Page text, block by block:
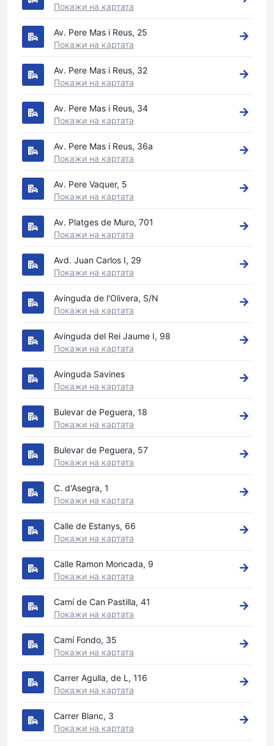
Покажи на картата
Av. Pere Mas i Reus, 25
Покажи на картата
Av. Pere Mas i Reus, 32
Покажи на картата
Av. Pere Mas i Reus, 34
Покажи на картата
Av. Pere Mas i Reus, 36a
Покажи на картата
Av. Pere Vaquer, 5
Покажи на картата
Av. Platges de Muro, 701
Покажи на картата
Avd. Juan Carlos I, 29
Покажи на картата
Avinguda de l'Olivera, S/N
Покажи на картата
Avinguda del Rei Jaume I, 98
Покажи на картата
Avinguda Savines
Покажи на картата
Bulevar de Peguera, 18
Покажи на картата
Bulevar de Peguera, 57
Покажи на картата
C. d'Asegra, 1
Покажи на картата
Calle de Estanys, 66
Покажи на картата
Calle Ramon Moncada, 9
Покажи на картата
Camí de Can Pastilla, 41
Покажи на картата
Camí Fondo, 35
Покажи на картата
Carrer Agulla, de L, 116
Покажи на картата
Carrer Blanc, 3
Покажи на картата